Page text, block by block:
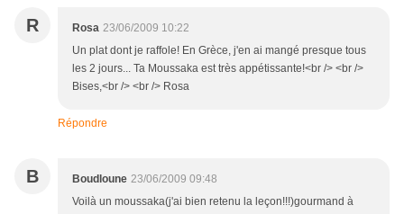
R Rosa 23/06/2009 10:22
Un plat dont je raffole! En Grèce, j'en ai mangé presque tous
les 2 jours... Ta Moussaka est très appétissante!<br /> <br />
Bises,<br /> <br /> Rosa
Répondre
B Boudloune 23/06/2009 09:48
Voilà un moussaka(j'ai bien retenu la leçon!!!)gourmand à